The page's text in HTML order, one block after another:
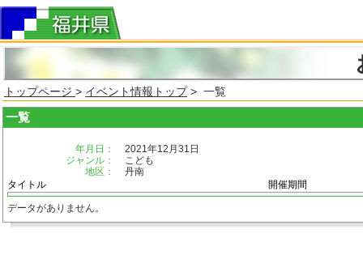
トップページ > イベント情報トップ> 一覧
一覧
年月日：
2021年12月31日
ジャンル：
こども
地区：
丹南
タイトル
開催期間
データがありません。